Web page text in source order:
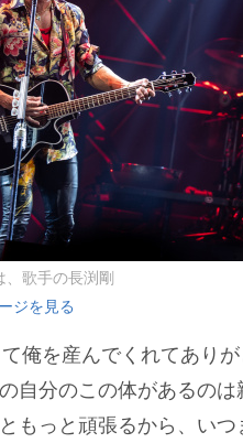
、歌手の長渕剛
ジを見る
俺を産んでくれてありが
自分のこの体があるのは
もっと頑張るから、い